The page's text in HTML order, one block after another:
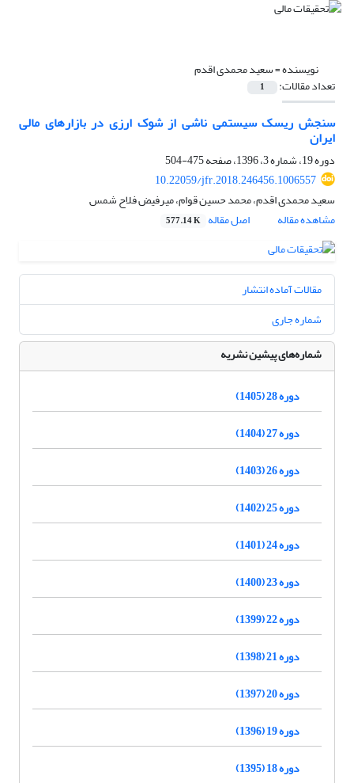
نویسنده =سعید محمدی اقدم
تعداد مقالات: 1
سنجش ریسک سیستمی ناشی از شوک ارزی در بازارهای مالی
ایران
دوره 19، شماره 3، 1396، صفحه
475-504
10.22059/jfr.2018.246456.1006557
سعید محمدی اقدم، محمد حسین قوام، میرفیض فلاح شمس
مشاهده مقاله
اصل مقاله 577.14 K
مقالات آماده انتشار
شماره جاری
شماره‌های پیشین نشریه
دوره 28 (1405)
دوره 27 (1404)
دوره 26 (1403)
دوره 25 (1402)
دوره 24 (1401)
دوره 23 (1400)
دوره 22 (1399)
دوره 21 (1398)
دوره 20 (1397)
دوره 19 (1396)
دوره 18 (1395)